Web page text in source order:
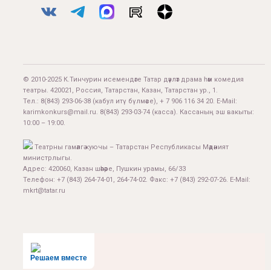
© 2010-2025 К.Тинчурин исемендәге Татар дәүләт драма һәм комедия
театры. 420021, Россия, Татарстан, Казан, Татарстан ур., 1.
Тел.: 8(843) 293-06-38 (кабул итү бүлмәсе), + 7 906 116 34 20. E-Mail:
karimkonkurs@mail.ru. 8(843) 293-03-74 (касса). Кассаның эш вакыты:
10:00 – 19:00.
Театрны гамәлгә куючы – Татарстан Республикасы Мәдәният
министрлыгы.
Адрес: 420060, Казан шәһәре, Пушкин урамы, 66/33
Телефон: +7 (843) 264-74-01, 264-74-02. Факс: +7 (843) 292-07-26. E-Mail:
mkrt@tatar.ru
Решаем вместе